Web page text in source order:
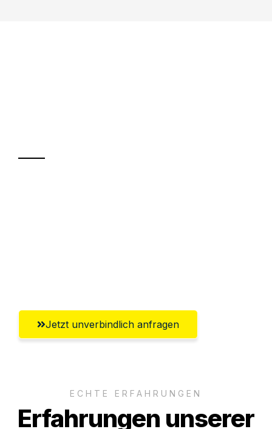
Jetzt unverbindlich anfragen
ECHTE ERFAHRUNGEN
Erfahrungen unserer